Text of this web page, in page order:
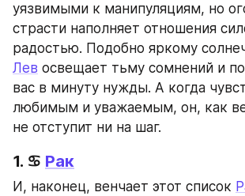
уязвимыми к манипуляциям, но
страсти наполняет отношения
Лев освещает тьму сомнений и
вас в минуту нужды. А когда
любимым и уважаемым, он, как
не отступит ни на шаг.
1. ♋ Рак
И, наконец, венчает этот список